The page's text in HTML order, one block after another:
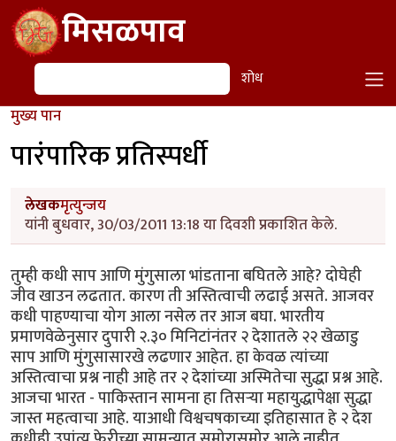
Skip to main contentमिसळपाव
शोध शोध
मुख्य पान
पारंपारिक प्रतिस्पर्धी
लेखकमृत्युन्जय
यांनी बुधवार, 30/03/2011 13:18 या दिवशी प्रकाशित केले.
तुम्ही कधी साप आणि मुंगुसाला भांडताना बघितले आहे? दोघेही
जीव खाउन लढतात. कारण ती अस्तित्वाची लढाई असते. आजवर
कधी पाहण्याचा योग आला नसेल तर आज बघा. भारतीय
प्रमाणवेळेनुसार दुपारी २.३० मिनिटांनंतर २ देशातले २२ खेळाडु
साप आणि मुंगुसासारखे लढणार आहेत. हा केवळ त्यांच्या
अस्तित्वाचा प्रश्न नाही आहे तर २ देशांच्या अस्मितेचा सुद्धा प्रश्न आहे.
आजचा भारत - पाकिस्तान सामना हा तिसर्‍या महायुद्धापेक्षा सुद्धा
जास्त महत्वाचा आहे. याआधी विश्वचषकाच्या इतिहासात हे २ देश